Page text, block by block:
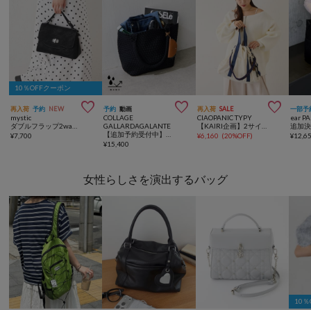
10％OFFクーポン
再入荷 予約 NEW 
mystic
¥7,700
予約 動画 
COLLAGE
GALLARDAGALANTE
¥15,400
再入荷 SALE 
CIAOPANIC TYPY
¥6,160 (20%OFF)
一部予
ear
¥
女性らしさを演出するバッグ
10％